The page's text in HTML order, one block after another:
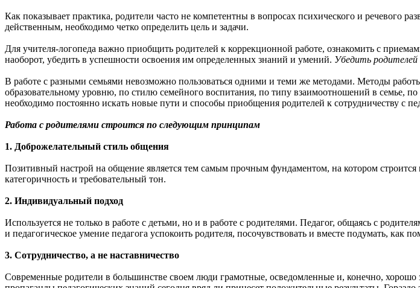
Как показывает практика, родители часто не компетентны в вопросах психического и речевого
действенным, необходимо четко определить цель и задачи.
Для учителя-логопеда важно приобщить родителей к коррекционной работе, ознакомить с
наоборот, убедить в успешности освоения им определенных знаний и умений. Убедить родителей
В работе с разными семьями невозможно пользоваться одними и теми же методами. Методы
образовательному уровню, по стилю семейного воспитания, по типу взаимоотношений в семье,
необходимо постоянно искать новые пути и способы приобщения родителей к сотрудничеству с
Работа с родителями строится по следующим принципам
1. Доброжелательный стиль общения
Позитивный настрой на общение является тем самым прочным фундаментом, на котором
категоричность и требовательный тон.
2. Индивидуальный подход
Используется не только в работе с детьми, но и в работе с родителями. Педагог, общаясь с
и педагогическое умение педагога успокоить родителя, посочувствовать и вместе подумать, как
3. Сотрудничество, а не наставничество
Современные родители в большинстве своем люди грамотные, осведомленные и, конечно,